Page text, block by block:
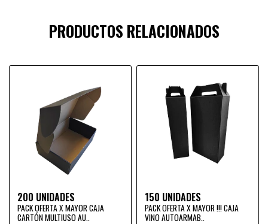
PRODUCTOS RELACIONADOS
200 UNIDADES
PACK OFERTA X MAYOR CAJA
CARTÓN MULTIUSO AU..
150 UNIDADES
PACK OFERTA X MAYOR !!! CAJA
VINO AUTOARMAB..